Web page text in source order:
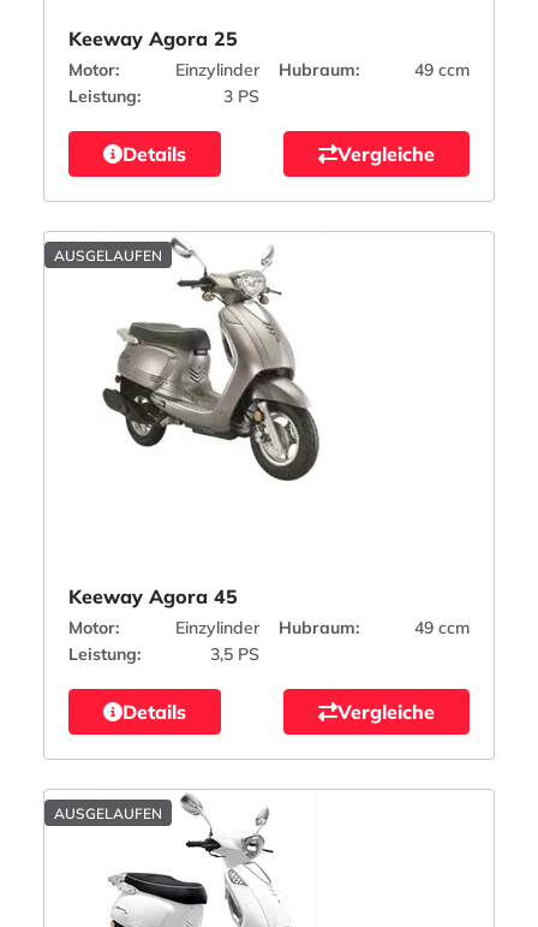
Keeway Agora 25
Motor: Einzylinder Hubraum:
49 ccm
Leistung:
3 PS
Details Vergleiche
AUSGELAUFEN
Keeway Agora 45
Motor: Einzylinder Hubraum:
49 ccm
Leistung:
3,5 PS
Details Vergleiche
AUSGELAUFEN